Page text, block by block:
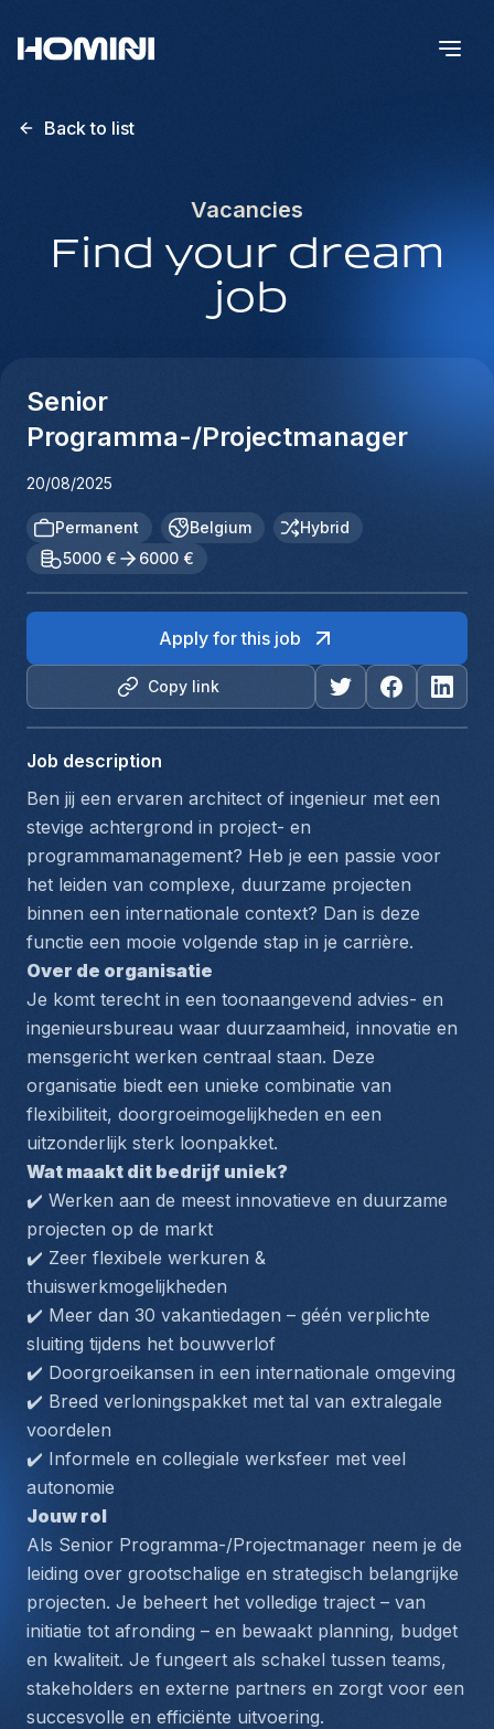
Back to list
Vacancies
Find your dream
job
Senior
Programma-/Projectmanager
20/08/2025
Permanent Belgium
Hybrid
5000 €
6000 €
Copy link
Apply for this job
Job description
Ben jij een ervaren architect of ingenieur met een
stevige achtergrond in project- en
programmamanagement? Heb je een passie voor
het leiden van complexe, duurzame projecten
binnen een internationale context? Dan is deze
functie een mooie volgende stap in je carrière.
Over de organisatie
Je komt terecht in een toonaangevend advies- en
ingenieursbureau waar duurzaamheid, innovatie en
mensgericht werken centraal staan. Deze
organisatie biedt een unieke combinatie van
flexibiliteit, doorgroeimogelijkheden en een
uitzonderlijk sterk loonpakket.
Wat maakt dit bedrijf uniek?
✔️ Werken aan de meest innovatieve en duurzame
projecten op de markt
✔️ Zeer flexibele werkuren &
thuiswerkmogelijkheden
✔️ Meer dan 30 vakantiedagen – géén verplichte
sluiting tijdens het bouwverlof
✔️ Doorgroeikansen in een internationale omgeving
✔️ Breed verloningspakket met tal van extralegale
voordelen
✔️ Informele en collegiale werksfeer met veel
autonomie
Jouw rol
Als Senior Programma-/Projectmanager neem je de
leiding over grootschalige en strategisch belangrijke
projecten. Je beheert het volledige traject – van
initiatie tot afronding – en bewaakt planning, budget
en kwaliteit. Je fungeert als schakel tussen teams,
stakeholders en externe partners en zorgt voor een
succesvolle en efficiënte uitvoering.